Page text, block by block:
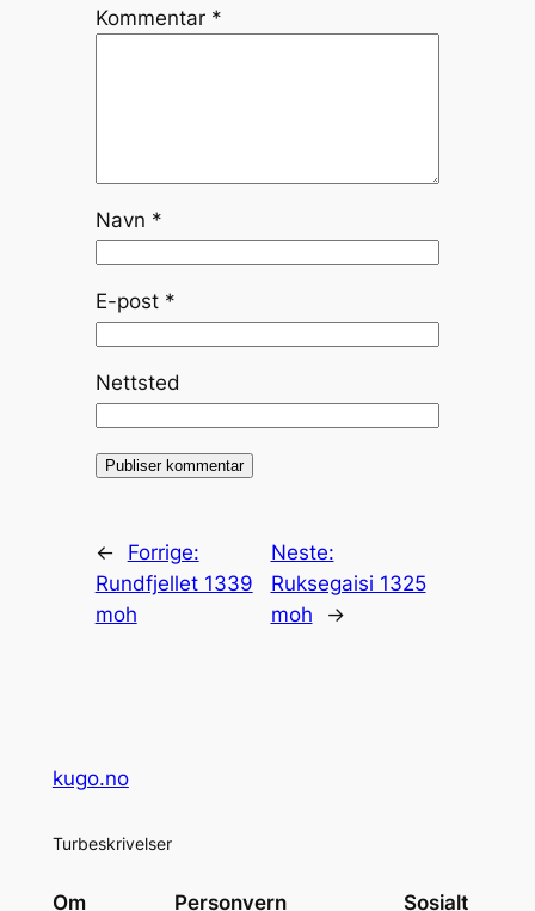
Kommentar *
Navn *
E-post *
Nettsted
←
Forrige:
Rundfjellet 1339
moh
Neste:
Ruksegaisi 1325
moh
→
kugo.no
Turbeskrivelser
Om Personvern Sosialt